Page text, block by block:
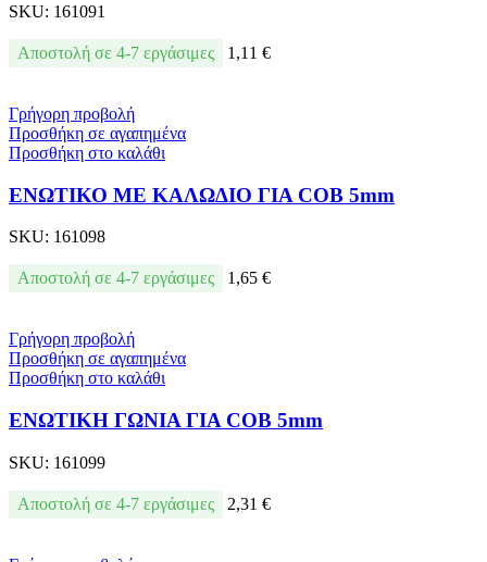
SKU: 161091
Αποστολή σε 4-7 εργάσιμες 1,11 €
Γρήγορη προβολή
Προσθήκη σε αγαπημένα
Προσθήκη στο καλάθι
ΕΝΩΤΙΚΟ ΜΕ ΚΑΛΩΔΙΟ ΓΙΑ COB 5mm
SKU: 161098
Αποστολή σε 4-7 εργάσιμες 1,65 €
Γρήγορη προβολή
Προσθήκη σε αγαπημένα
Προσθήκη στο καλάθι
ΕΝΩΤΙΚΗ ΓΩΝΙΑ ΓΙΑ COB 5mm
SKU: 161099
Αποστολή σε 4-7 εργάσιμες 2,31 €